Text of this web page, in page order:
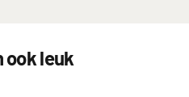
ook leuk